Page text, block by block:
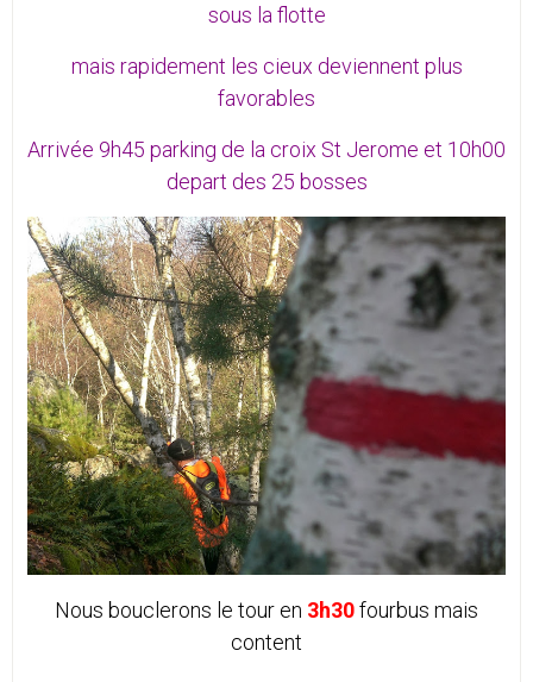
sous la flotte
mais rapidement les cieux deviennent plus
favorables
Arrivée 9h45 parking de la croix St Jerome et 10h00
depart des 25 bosses
Nous bouclerons le tour en 3h30fourbus mais
content